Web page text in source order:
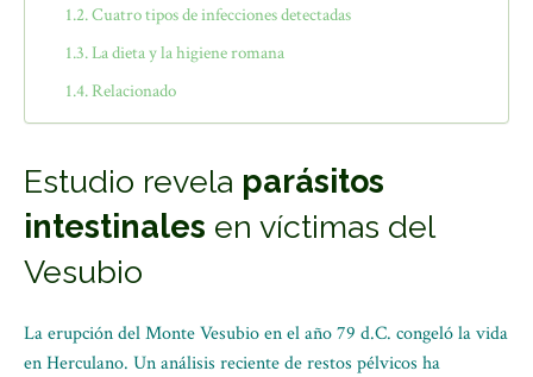
Cuatro tipos de infecciones detectadas
La dieta y la higiene romana
Relacionado
Estudio revela parásitos
intestinales en víctimas del
Vesubio
La erupción del Monte Vesubio en el año 79 d.C. congeló la vida
en Herculano. Un análisis reciente de restos pélvicos ha